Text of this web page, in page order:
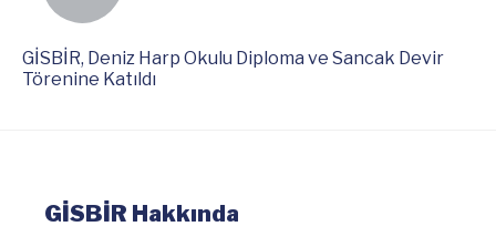
GİSBİR, Deniz Harp Okulu Diploma ve Sancak Devir
Törenine Katıldı
GİSBİR Hakkında